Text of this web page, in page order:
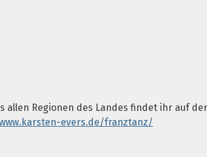
allen Regionen des Landes findet ihr auf
evers.de/franztanz/